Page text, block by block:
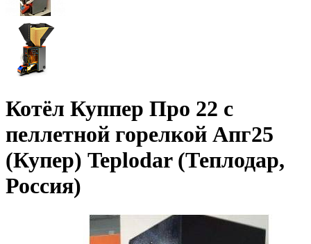
Котёл Куппер Про 22 с
пеллетной горелкой Апг25
(Купер) Teplodar (Теплодар,
Россия)